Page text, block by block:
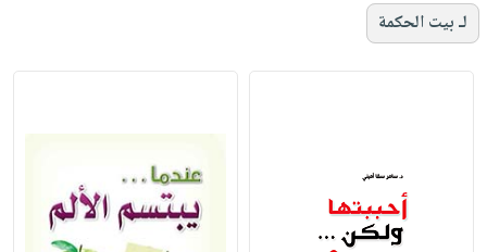
لـ بيت الحكمة